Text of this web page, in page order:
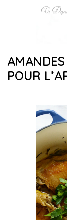
POUR